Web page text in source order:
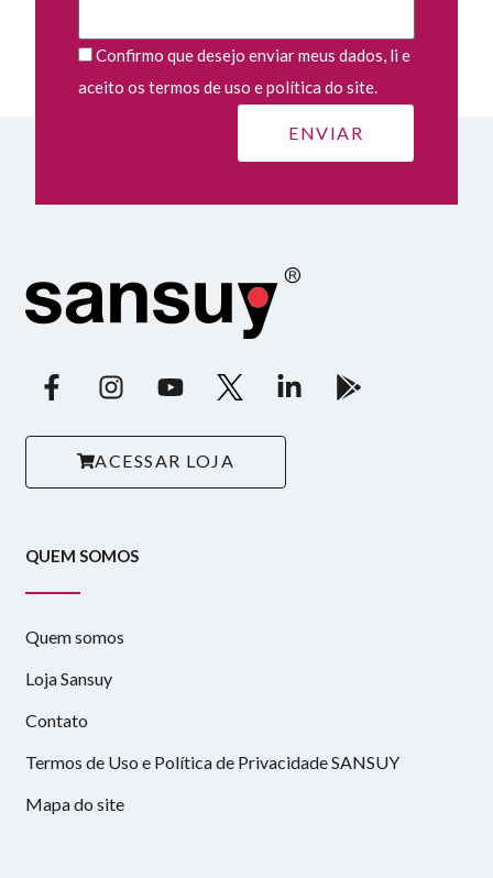
Confirmo que desejo enviar meus dados, li e
aceito os termos de uso e política do site.
ACESSAR LOJA
QUEM SOMOS
Quem somos
Loja Sansuy
Contato
Termos de Uso e Política de Privacidade SANSUY
Mapa do site